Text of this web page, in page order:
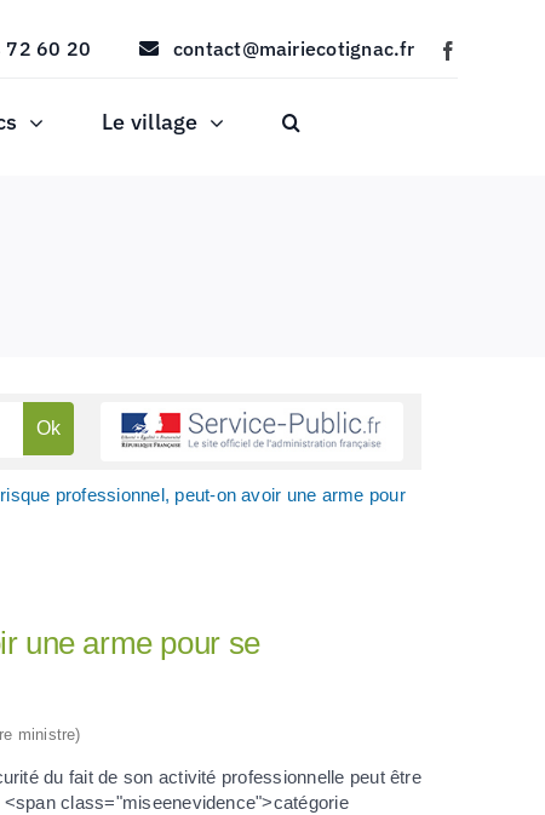
72 60 20 contact@mairiecotignac.fr
Le village
professionnel, peut-on avoir une arme pour
une arme pour se
ministre)
du fait de son activité professionnelle peut être
class="miseenevidence">catégorie